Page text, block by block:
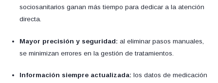
sociosanitarios ganan más tiempo para dedicar a la atención
directa.
Mayor precisión y seguridad: al eliminar pasos manuales,
se minimizan errores en la gestión de tratamientos.
Información siempre actualizada: los datos de medicación